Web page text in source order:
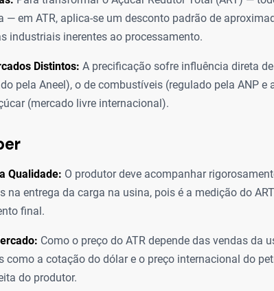
— em ATR, aplica-se um desconto padrão de
industriais inerentes ao processamento.
Distintos: A precificação sofre influência direta
pela Aneel), o de combustíveis (regulado pela ANP e
(mercado livre internacional).
Qualidade: O produtor deve acompanhar
na entrega da carga na usina, pois é a medição do
final.
Como o preço do ATR depende das vendas da
como a cotação do dólar e o preço internacional do
do produtor.